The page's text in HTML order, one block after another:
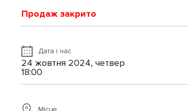
Продаж закрито
Дата і час
24 жовтня 2024, четвер
18:00
Місце